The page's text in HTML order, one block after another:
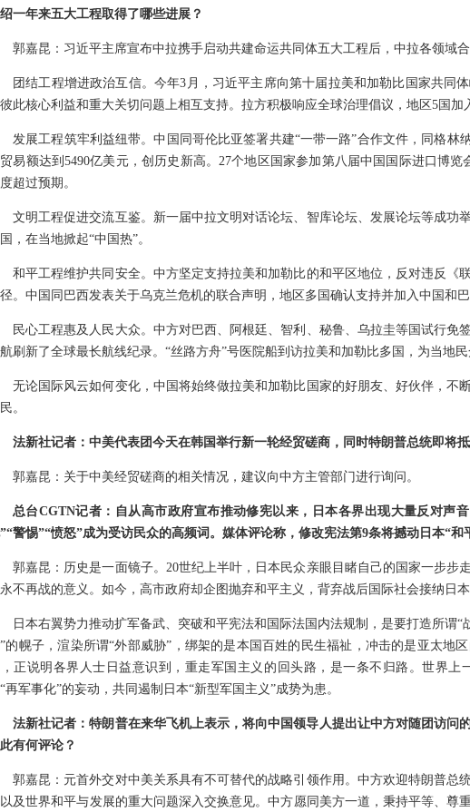
一年来五大工程取得了哪些进展？
郭嘉昆：习近平主席宣布中拉携手启动共建命运共同体五大工程后，中拉各领域
团结工程增进政治互信。今年3月，习近平主席向第十届拉美和加勒比国家共同
此核心利益和重大关切问题上相互支持。拉方积极响应全球治理倡议，地区5国加
发展工程筑牢利益纽带。中国同哥伦比亚签署共建“一带一路”合作文件，同格林
易额达到5490亿美元，创历史新高。27个地区国家参加第八届中国国际进口博
超过预期。
文明工程促进交流互鉴。新一届中拉文明对话论坛、智库论坛、发展论坛等成功
，在当地掀起“中国热”。
和平工程维护共同安全。中方坚定支持拉美和加勒比的和平区地位，反对违反《
。中国同巴西发表关于乌克兰危机的联合声明，地区多国确认支持并加入中国和
民心工程惠及人民大众。中方对巴西、阿根廷、智利、秘鲁、乌拉圭等国试行免
刷新了全球最长航线纪录。“丝路方舟”号医院船到访拉美和加勒比多国，为当地民
无论国际风云如何变化，中国将始终做拉美和加勒比国家的好朋友、好伙伴，不
。
法新社记者：中美代表团今天在韩国举行新一轮经贸磋商，同时特朗普总统即将
郭嘉昆：关于中美经贸磋商的相关情况，建议向中方主管部门进行询问。
总台CGTN记者：自从高市政府宣布推动修宪以来，日本各界出现大量反对声
警惕”“愤怒”成为受访民众的高频词。媒体评论称，修改宪法第9条将撼动日本“
郭嘉昆：历史是一面镜子。20世纪上半叶，日本民众亲眼目睹自己的国家一步
不再战的意义。如今，高市政府却企图抛弃和平主义，背弃战后国际社会接纳日
日本右翼势力推动扩军备武、突破和平宪法和国际法国内法规制，是要打造所谓
的幌子，渲染所谓“外部威胁”，绑架的是本国百姓的民生福祉，冲击的是亚太地
正说明各界人士日益意识到，重走军国主义的回头路，是一条不归路。世界
再军事化”的妄动，共同遏制日本“新型军国主义”成势为患。
法新社记者：特朗普在来华飞机上表示，将向中国领导人提出让中方对随团访问
有何评论？
郭嘉昆：元首外交对中美关系具有不可替代的战略引领作用。中方欢迎特朗普总
及世界和平与发展的重大问题深入交换意见。中方愿同美方一道，秉持平等、尊